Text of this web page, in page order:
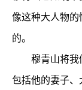
像这种大人物
的。
穆青山将我们
包括他的妻子